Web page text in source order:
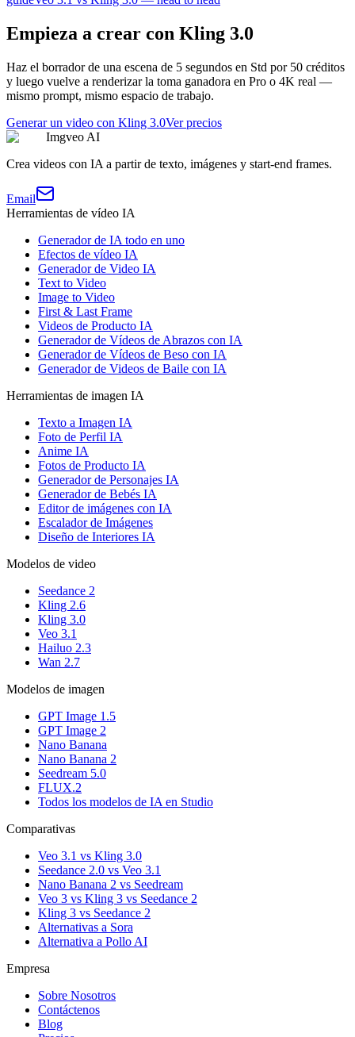
Empieza a crear con Kling 3.0
Haz el borrador de una escena de 5 segundos en Std por 50 créditos
y luego vuelve a renderizar la toma ganadora en Pro o 4K real —
mismo prompt, mismo espacio de trabajo.
Generar un video con Kling 3.0Ver precios
Imgveo AI
Crea videos con IA a partir de texto, imágenes y start-end frames.
Email
Herramientas de vídeo IA
Generador de IA todo en uno
Efectos de vídeo IA
Generador de Video IA
Text to Video
Image to Video
First & Last Frame
Videos de Producto IA
Generador de Vídeos de Abrazos con IA
Generador de Vídeos de Beso con IA
Generador de Videos de Baile con IA
Herramientas de imagen IA
Texto a Imagen IA
Foto de Perfil IA
Anime IA
Fotos de Producto IA
Generador de Personajes IA
Generador de Bebés IA
Editor de imágenes con IA
Escalador de Imágenes
Diseño de Interiores IA
Modelos de video
Seedance 2
Kling 2.6
Kling 3.0
Veo 3.1
Hailuo 2.3
Wan 2.7
Modelos de imagen
GPT Image 1.5
GPT Image 2
Nano Banana
Nano Banana 2
Seedream 5.0
FLUX.2
Todos los modelos de IA en Studio
Comparativas
Veo 3.1 vs Kling 3.0
Seedance 2.0 vs Veo 3.1
Nano Banana 2 vs Seedream
Veo 3 vs Kling 3 vs Seedance 2
Kling 3 vs Seedance 2
Alternativas a Sora
Alternativa a Pollo AI
Empresa
Sobre Nosotros
Contáctenos
Blog